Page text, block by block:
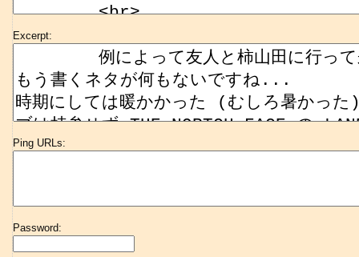
Excerpt:
Ping URLs:
Password: